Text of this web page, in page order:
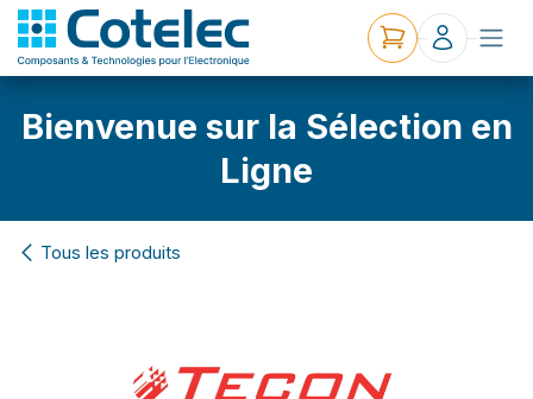
Bienvenue sur la Sélection en
Ligne
Tous les produits